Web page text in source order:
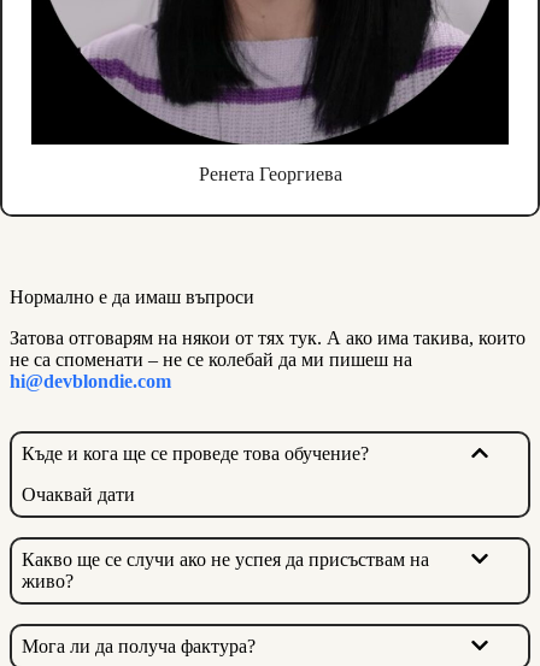
Ренета Георгиева
Нормално е да имаш въпроси
Затова отговарям на някои от тях тук. А ако има такива, които
не са споменати – не се колебай да ми пишеш на
hi@devblondie.com
Къде и кога ще се проведе това обучение?
Очаквай дати
Какво ще се случи ако не успея да присъствам на
живо?
Мога ли да получа фактура?